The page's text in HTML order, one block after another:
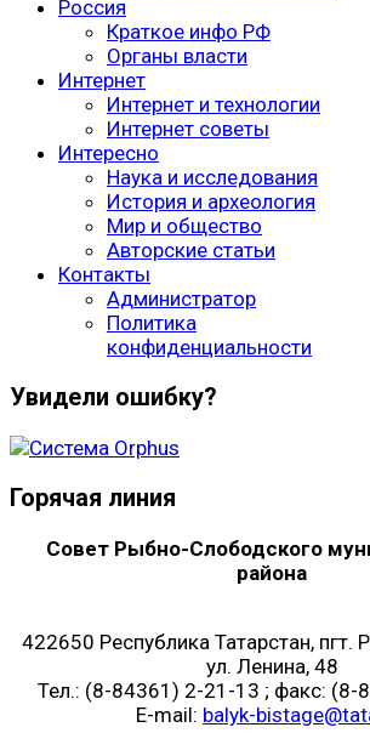
Россия
Краткое инфо РФ
Органы власти
Интернет
Интернет и технологии
Интернет советы
Интересно
Наука и исследования
История и археология
Мир и общество
Авторские статьи
Контакты
Администратор
Политика
конфиденциальности
Увидели ошибку?
Горячая линия
Совет Рыбно-Слободского
района
422650 Республика Татарстан, пгт.
ул. Ленина, 48
Тел.: (8-84361) 2-21-13 ; факс: (8-
E-mail: balyk-